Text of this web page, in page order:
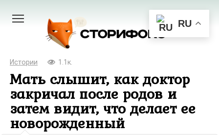
Истории 1.1к.
Мать слышит, как доктор
закричал после родов и
затем видит, что делает ее
новорожденный
RU